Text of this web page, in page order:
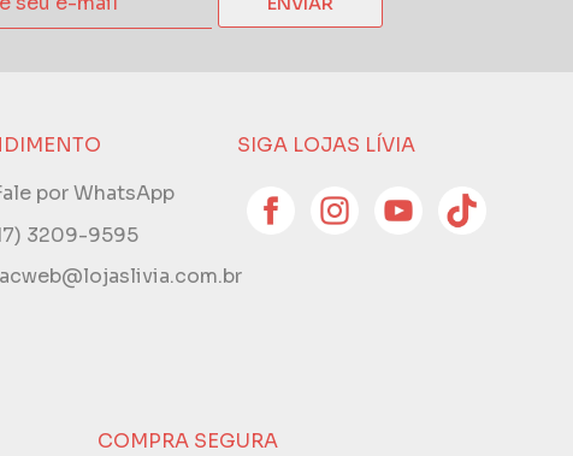
por WhatsApp
3209-9595
SIGA LOJAS LÍVIA
COMPRA SEGURA